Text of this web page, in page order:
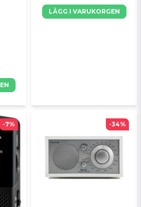
LÄGG I VARUKORGEN
-7% -34%